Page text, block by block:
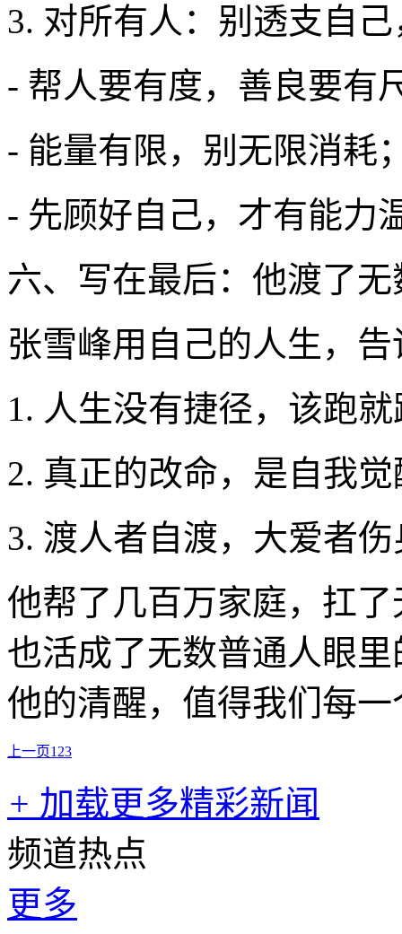
3. 对所有人：别透支自
- 帮人要有度，善良要有
- 能量有限，别无限消耗
- 先顾好自己，才有能力
六、写在最后：他渡了
张雪峰用自己的人生，
1. 人生没有捷径，该跑
2. 真正的改命，是自我
3. 渡人者自渡，大爱者
他帮了几百万家庭，扛
也活成了无数普通人眼
他的清醒，值得我们每
上一页1 23
+ 加载更多精彩新闻
频道热点
更多